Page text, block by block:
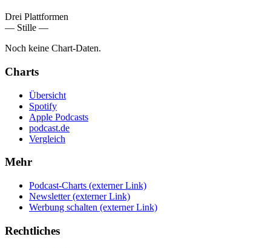
Drei Plattformen
— Stille —
Noch keine Chart-Daten.
Charts
Übersicht
Spotify
Apple Podcasts
podcast.de
Vergleich
Mehr
Podcast-Charts (externer Link)
Newsletter (externer Link)
Werbung schalten (externer Link)
Rechtliches